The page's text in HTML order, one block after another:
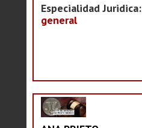
Especialidad Juridica:
general